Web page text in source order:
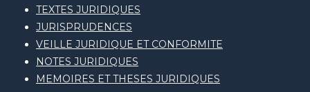
TEXTES JURIDIQUES
JURISPRUDENCES
VEILLE JURIDIQUE ET CONFORMITE
NOTES JURIDIQUES
MEMOIRES ET THESES JURIDIQUES